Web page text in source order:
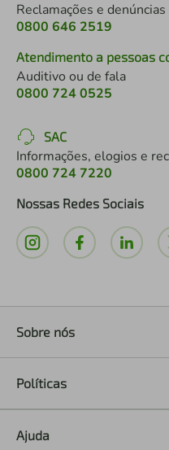
Reclamações e denúncias
0800 646 2519
Atendimento a pessoas
Auditivo ou de fala
0800 724 0525
SAC
Informações, elogios e
0800 724 7220
Nossas Redes Sociais
Sobre nós
Políticas
Ajuda